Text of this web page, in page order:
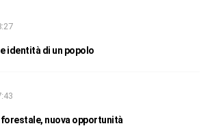
identità di un popolo
nuova opportunità